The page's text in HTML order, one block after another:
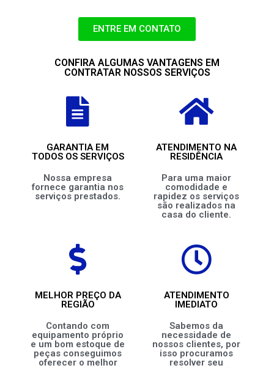
ENTRE EM CONTATO
CONFIRA ALGUMAS VANTAGENS EM
CONTRATAR NOSSOS SERVIÇOS
GARANTIA EM
TODOS OS SERVIÇOS
Nossa empresa
fornece garantia nos
serviços prestados.
ATENDIMENTO NA
RESIDÊNCIA
Para uma maior
comodidade e
rapidez os serviços
são realizados na
casa do cliente.
MELHOR PREÇO DA
REGIÃO
Contando com
equipamento próprio
e um bom estoque de
peças conseguimos
oferecer o melhor
ATENDIMENTO
IMEDIATO
Sabemos da
necessidade de
nossos clientes, por
isso procuramos
resolver seu